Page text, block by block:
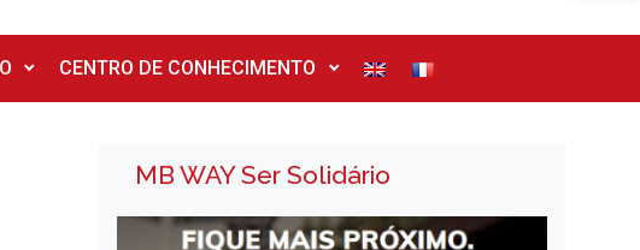
CENTRO DE CONHECIMENTO
MB WAY Ser Solidário